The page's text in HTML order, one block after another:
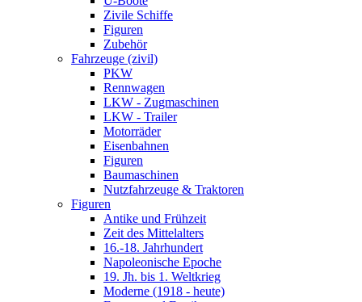
Zivile Schiffe
Figuren
Zubehör
Fahrzeuge (zivil)
PKW
Rennwagen
LKW - Zugmaschinen
LKW - Trailer
Motorräder
Eisenbahnen
Figuren
Baumaschinen
Nutzfahrzeuge & Traktoren
Figuren
Antike und Frühzeit
Zeit des Mittelalters
16.-18. Jahrhundert
Napoleonische Epoche
19. Jh. bis 1. Weltkrieg
Moderne (1918 - heute)